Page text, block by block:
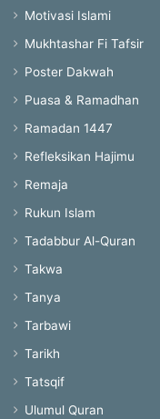
Motivasi Islami
Mukhtashar Fi Tafsir
Poster Dakwah
Puasa & Ramadhan
Ramadan 1447
Refleksikan Hajimu
Remaja
Rukun Islam
Tadabbur Al-Quran
Takwa
Tanya
Tarbawi
Tarikh
Tatsqif
Ulumul Quran